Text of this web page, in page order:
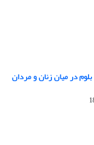
در میان زنان و مردان